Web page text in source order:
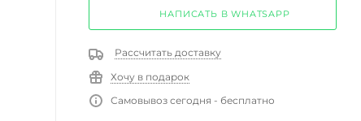
НАПИСАТЬ В WHATSAPP
Рассчитать доставку
Хочу в подарок
Самовывоз сегодня - бесплатно